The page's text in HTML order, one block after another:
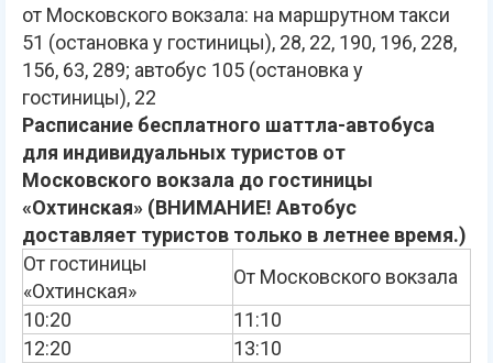
от Московского вокзала: на маршрутном такси
51 (остановка у гостиницы), 28, 22, 190, 196, 228,
156, 63, 289; автобус 105 (остановка у
гостиницы), 22
Расписание бесплатного шаттла-автобуса
для индивидуальных туристов от
Московского вокзала до гостиницы
«Охтинская» (ВНИМАНИЕ! Автобус
доставляет туристов только в летнее время.)
От гостиницы
«Охтинская»
От Московского вокзала
10:20
11:10
12:20
13:10